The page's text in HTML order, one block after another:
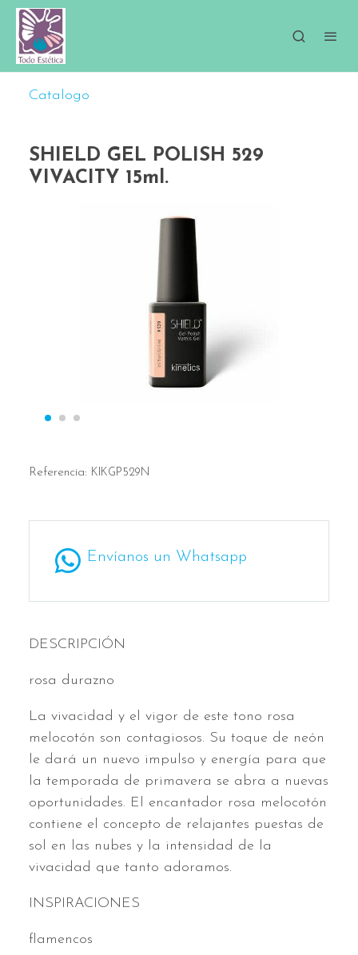
Catalogo
SHIELD GEL POLISH 529
VIVACITY 15ml.
Referencia: KIKGP529N
Envíanos un Whatsapp
DESCRIPCIÓN
rosa durazno
La vivacidad y el vigor de este tono rosa
melocotón son contagiosos. Su toque de neón
le dará un nuevo impulso y energía para que
la temporada de primavera se abra a nuevas
oportunidades. El encantador rosa melocotón
contiene el concepto de relajantes puestas de
sol en las nubes y la intensidad de la
vivacidad que tanto adoramos.
INSPIRACIONES
flamencos